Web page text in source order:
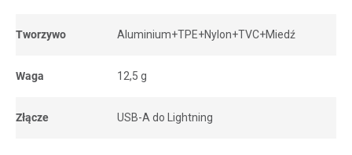
Tworzywo Aluminium+TPE+Nylon+TVC+Miedź
Waga 12,5 g
Złącze USB-A do Lightning